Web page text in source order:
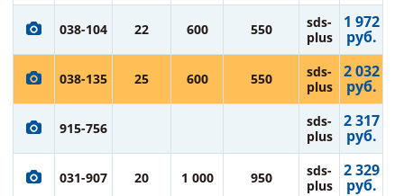
038-104 22 600 550
sds-
plus
1 972
руб.
038-135 25 600 550
sds-
plus
2 032
руб.
915-756
sds-
plus
2 317
руб.
031-907 20 1 000 950
sds-
plus
2 329
руб.